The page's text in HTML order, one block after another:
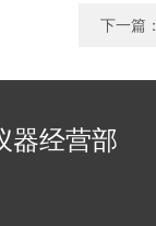
下一篇：
器经营部